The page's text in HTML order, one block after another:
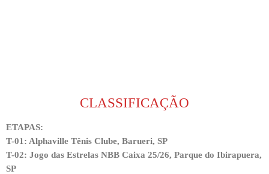
CLASSIFICAÇÃO
ETAPAS:
T-01: Alphaville Tênis Clube, Barueri, SP
T-02: Jogo das Estrelas NBB Caixa 25/26, Parque do Ibirapuera,
SP